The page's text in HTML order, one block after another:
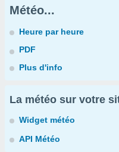
Météo...
Heure par heure
PDF
Plus d'info
La météo sur votre
Widget météo
API Météo